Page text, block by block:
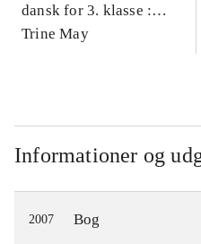
dansk for 3. klasse :
grundbog -- Arbejdsbog.
Trine May
Informationer og
2007 Bog